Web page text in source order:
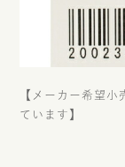
【メーカー希望
ています】